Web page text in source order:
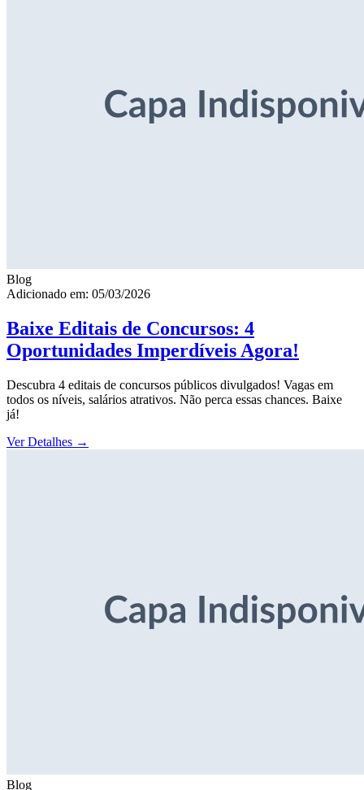
Blog
Adicionado em: 05/03/2026
Baixe Editais de Concursos: 4
Oportunidades Imperdíveis Agora!
Descubra 4 editais de concursos públicos divulgados! Vagas em
todos os níveis, salários atrativos. Não perca essas chances. Baixe
já!
Ver Detalhes →
Blog